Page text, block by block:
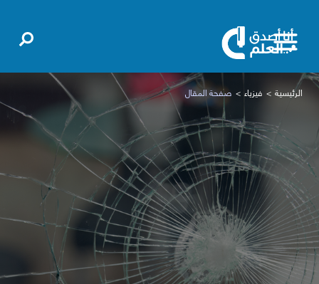
الرئيسية فيزياء صفحة المقال